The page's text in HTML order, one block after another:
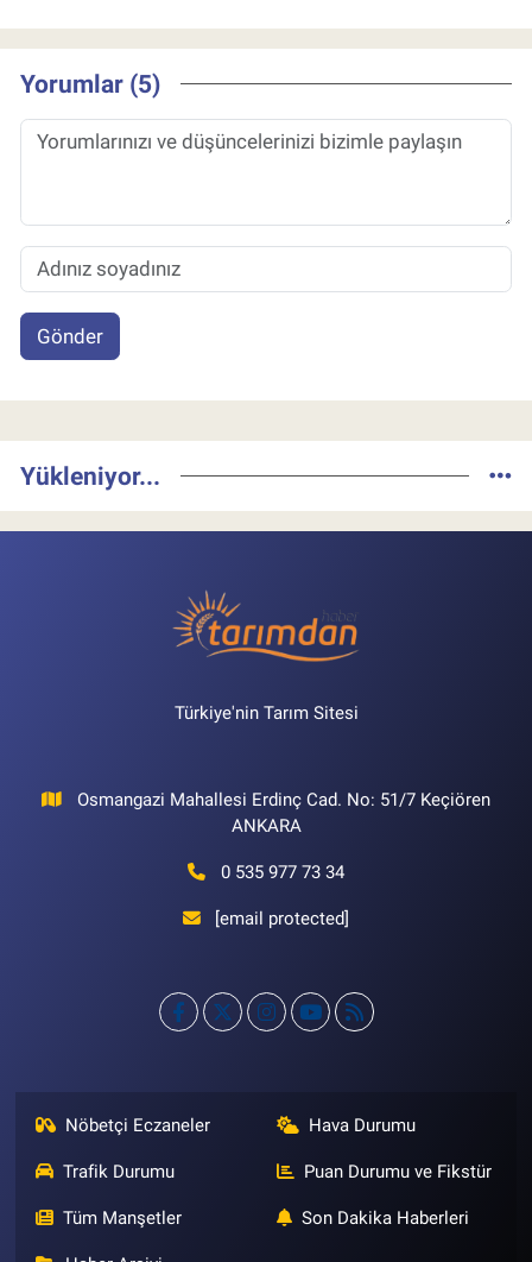
Yorumlar (5)
Gönder
Yükleniyor...
Türkiye'nin Tarım Sitesi
Osmangazi Mahallesi Erdinç Cad. No: 51/7 Keçiören
ANKARA
0 535 977 73 34
[email protected]
Nöbetçi Eczaneler Hava Durumu
Trafik Durumu Puan Durumu ve Fikstür
Tüm Manşetler Son Dakika Haberleri